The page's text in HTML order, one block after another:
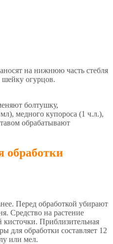
на нижнюю часть стебля
огурцов.
болтушку,
медного купороса (1 ч.л.),
обрабатывают
обработки
Перед обработкой убирают
Средство на растение
Приблизительная
для обработки составляет 12
или мел.